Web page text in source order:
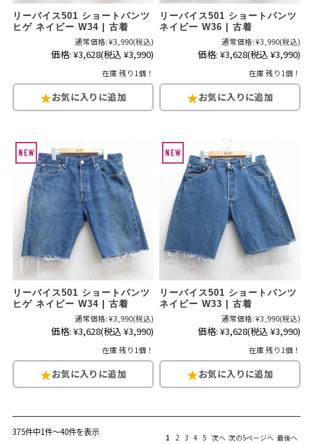
リーバイス501 ショートパンツ
ヒゲ ネイビー W34 | 古着
通常価格: ¥3,990(税込)
価格: ¥3,628(税込 ¥3,990)
在庫 残り1個！
リーバイス501 ショートパンツ
ネイビー W36 | 古着
通常価格: ¥3,990(税込)
価格: ¥3,628(税込 ¥3,990)
在庫 残り1個！
リーバイス501 ショートパンツ
ヒゲ ネイビー W34 | 古着
通常価格: ¥3,990(税込)
価格: ¥3,628(税込 ¥3,990)
在庫 残り1個！
リーバイス501 ショートパンツ
ネイビー W33 | 古着
通常価格: ¥3,990(税込)
価格: ¥3,628(税込 ¥3,990)
在庫 残り1個！
375件中1件～40件を表示
1 2 3 4 5 次へ 次の5ページへ 最後へ